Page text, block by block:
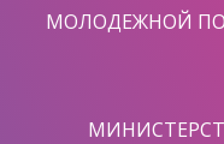
МОЛОДЕЖНОЙ